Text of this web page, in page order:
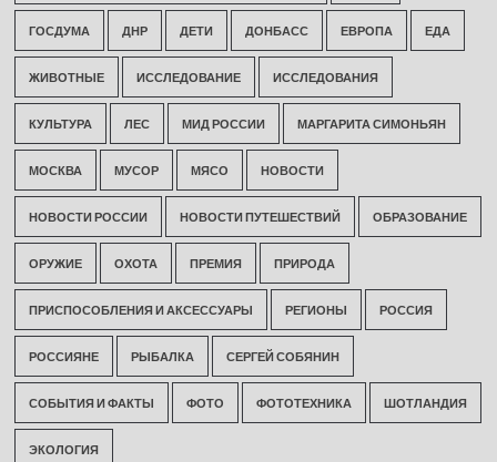
ГОСДУМА ДНР ДЕТИ ДОНБАСС ЕВРОПА ЕДА
ЖИВОТНЫЕ ИССЛЕДОВАНИЕ ИССЛЕДОВАНИЯ
КУЛЬТУРА ЛЕС МИД РОССИИ МАРГАРИТА СИМОНЬЯН
МОСКВА МУСОР МЯСО НОВОСТИ
НОВОСТИ РОССИИ НОВОСТИ ПУТЕШЕСТВИЙ ОБРАЗОВАНИЕ
ОРУЖИЕ ОХОТА ПРЕМИЯ ПРИРОДА
ПРИСПОСОБЛЕНИЯ И АКСЕССУАРЫ РЕГИОНЫ РОССИЯ
РОССИЯНЕ РЫБАЛКА СЕРГЕЙ СОБЯНИН
СОБЫТИЯ И ФАКТЫ ФОТО ФОТОТЕХНИКА ШОТЛАНДИЯ
ЭКОЛОГИЯ